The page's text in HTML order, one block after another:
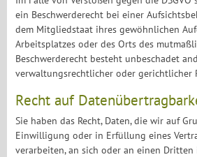
ein Beschwerderecht bei einer
dem Mitgliedstaat ihres gewöhnlichen
Arbeitsplatzes oder des Orts des
Beschwerderecht besteht unbeschadet
verwaltungsrechtlicher oder gerichtlicher
Recht auf
Sie haben das Recht, Daten, die wir auf
Einwilligung oder in Erfüllung eines
verarbeiten, an sich oder an einen